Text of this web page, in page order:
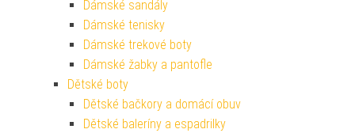
Dámské sandály
Dámské tenisky
Dámské trekové boty
Dámské žabky a pantofle
Dětské boty
Dětské bačkory a domácí obuv
Dětské baleríny a espadrilky